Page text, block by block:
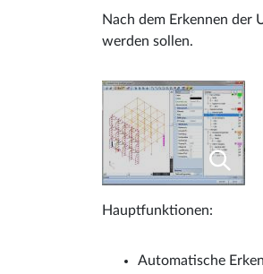
Nach dem Erkennen der
werden sollen.
Hauptfunktionen:
Automatische